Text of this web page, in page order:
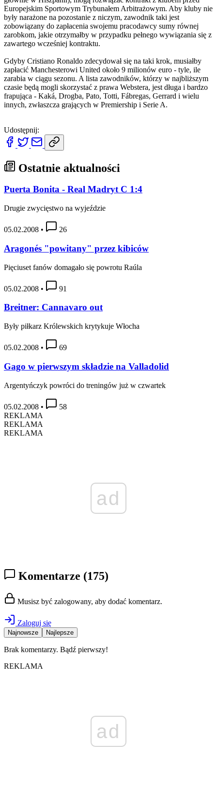
Europejskim Sportowym Trybunałem Arbitrażowym. Aby kluby nie
były narażone na pozostanie z niczym, zawodnik taki jest
zobowiązany do zapłacenia swojemu pracodawcy sumy równej
zarobkom, jakie otrzymałby w przypadku pełnego wywiązania się z
zawartego wcześniej kontraktu.
Gdyby Cristiano Ronaldo zdecydował się na taki krok, musiałby
zapłacić Manchesterowi United około 9 milionów euro - tyle, ile
zarabia w ciągu sezonu. A lista zawodników, którzy w najbliższym
czasie będą mogli skorzystać z prawa Webstera, jest długa i bardzo
frapująca - Kaká, Drogba, Pato, Totti, Fábregas, Gerrard i wielu
innych, zwłaszcza grających w Premiership i Serie A.
Udostępnij:
Ostatnie aktualności
Puerta Bonita - Real Madryt C 1:4
Drugie zwycięstwo na wyjeździe
05.02.2008 • 26
Aragonés "powitany" przez kibiców
Pięciuset fanów domagało się powrotu Raúla
05.02.2008 • 91
Breitner: Cannavaro out
Były piłkarz Królewskich krytykuje Włocha
05.02.2008 • 69
Gago w pierwszym składzie na Valladolid
Argentyńczyk powróci do treningów już w czwartek
05.02.2008 •
58
REKLAMA
REKLAMA
REKLAMA
ad
Komentarze (175)
Musisz być zalogowany, aby dodać komentarz.
Zaloguj się
Najnowsze Najlepsze
Brak komentarzy. Bądź pierwszy!
REKLAMA
ad